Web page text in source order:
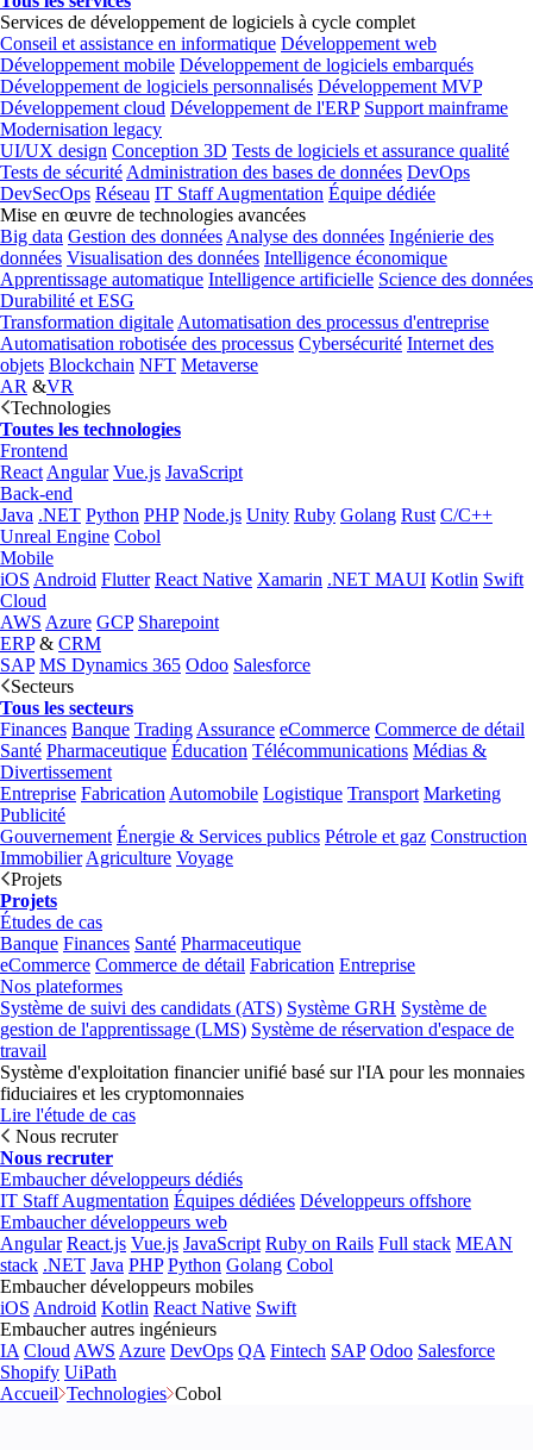
Services de développement de logiciels à cycle complet
Conseil et assistance en informatique Développement web
Développement mobile Développement de logiciels embarqués
Développement de logiciels personnalisés Développement MVP
Développement cloud Développement de l'ERP Support mainframe
Modernisation legacy
UI/UX design Conception 3D Tests de logiciels et assurance qualité
Tests de sécurité Administration des bases de données DevOps
DevSecOps Réseau IT Staff Augmentation Équipe dédiée
Mise en œuvre de technologies avancées
Big data Gestion des données Analyse des données Ingénierie des
données Visualisation des données Intelligence économique
Apprentissage automatique Intelligence artificielle Science des données
Durabilité et ESG
Transformation digitale Automatisation des processus d'entreprise
Automatisation robotisée des processus Cybersécurité Internet des
objets Blockchain NFT Metaverse
AR &VR
Technologies
Toutes les technologies
Frontend
React Angular Vue.js JavaScript
Back-end
Java .NET Python PHP Node.js Unity Ruby Golang Rust C/C++
Unreal Engine Cobol
Mobile
iOS Android Flutter React Native Xamarin .NET MAUI Kotlin Swift
Cloud
AWS Azure GCP Sharepoint
ERP& CRM
SAP MS Dynamics 365 Odoo Salesforce
Secteurs
Tous les secteurs
Finances Banque Trading Assurance eCommerce Commerce de détail
Santé Pharmaceutique Éducation Télécommunications Médias &
Divertissement
Entreprise Fabrication Automobile Logistique Transport Marketing
Publicité
Gouvernement Énergie & Services publics Pétrole et gaz Construction
Immobilier Agriculture Voyage
Projets
Projets
Études de cas
Banque Finances Santé Pharmaceutique
eCommerce Commerce de détail Fabrication Entreprise
Nos plateformes
Système de suivi des candidats (ATS) Système GRH Système de
gestion de l'apprentissage (LMS) Système de réservation d'espace de
travail
Système d'exploitation financier unifié basé sur l'IA pour les monnaies
fiduciaires et les cryptomonnaies
Lire l'étude de cas
Nous recruter
Nous recruter
Embaucher développeurs dédiés
IT Staff Augmentation Équipes dédiées Développeurs offshore
Embaucher développeurs web
Angular React.js Vue.js JavaScript Ruby on Rails Full stack MEAN
stack .NET Java PHP Python Golang Cobol
Embaucher développeurs mobiles
iOS Android Kotlin React Native Swift
Embaucher autres ingénieurs
IA Cloud AWS Azure DevOps QA Fintech SAP Odoo Salesforce
Shopify UiPath
Accueil Technologies Cobol